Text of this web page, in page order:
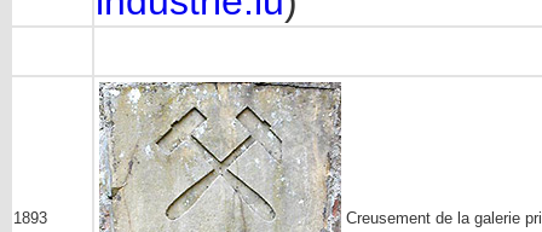
1893 Creusement de la galerie